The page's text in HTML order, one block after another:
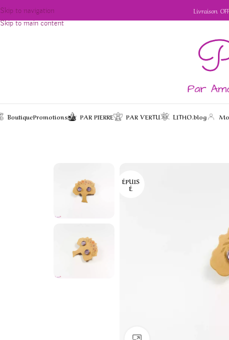
Skip to navigation
Skip to main content
Livraison
BoutiquePromotions PAR PIERRE PAR VERTU LITHO.blog
Accueil/ Boucles d'oreilles / Puces d’oreilles
ÉPUIS
É